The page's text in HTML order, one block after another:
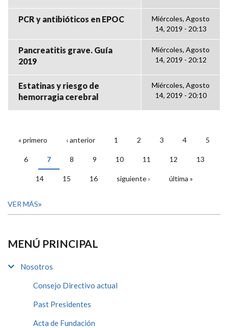
PCR y antibióticos en EPOC
Miércoles, Agosto
14, 2019 - 20:13
Pancreatitis grave. Guía
2019
Miércoles, Agosto
14, 2019 - 20:12
Estatinas y riesgo de
hemorragia cerebral
Miércoles, Agosto
14, 2019 - 20:10
PÁGINAS
« primero ‹ anterior 1 2 3 4 5
6 7 8 9 10 11 12 13
14 15 16 siguiente › última »
VER MÁS
MENÚ PRINCIPAL
Nosotros
Consejo Directivo actual
Past Presidentes
Acta de Fundación